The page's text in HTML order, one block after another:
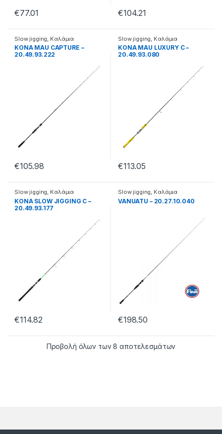
€77.01 €104.21
Slow jigging Καλάμια
KONA MAU CAPTURE –
20.49.93.222
€105.98
Slow jigging Καλάμια
KONA MAU LUXURY C –
20.49.93.080
€113.05
Slow jigging, Καλάμια
KONA SLOW JIGGING C –
20.49.93.177
€114.82
Slow jigging, Καλάμια
VANUATU – 20.27.10.040
€198.50
Προβολή όλων των 8 αποτελεσμάτων